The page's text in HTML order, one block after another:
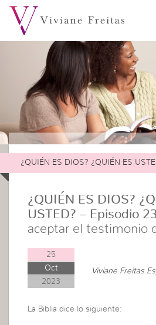
¿QUIÉN ES DIOS? ¿QUIÉN ES
¿QUIÉN ES DIOS?
USTED? – Episodio
aceptar el testimonio
25
Oct
2023
Viviane Freitas
La Biblia dice lo siguiente: